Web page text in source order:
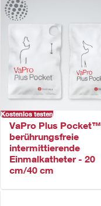
Kostenlos testen
VaPro Plus Pocket™
berührungsfreie
intermittierende
Einmalkatheter - 20
cm/40 cm